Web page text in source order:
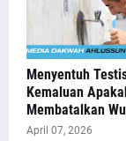
Menyentuh
Kemaluan
Membatalkan
April 07, 2026